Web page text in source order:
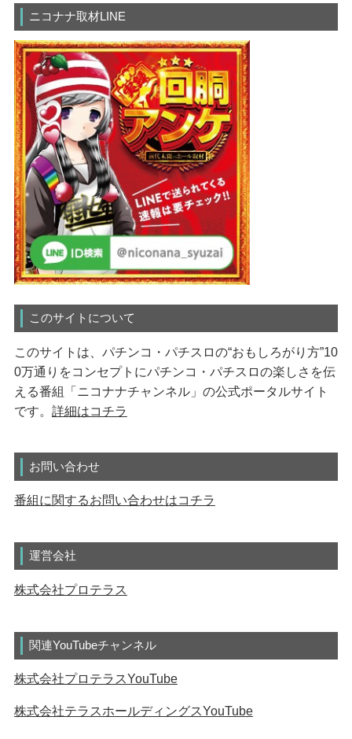
ニコナナ取材LINE
このサイトについて
このサイトは、パチンコ・パチスロの“おもしろがり方”10
0万通りをコンセプトにパチンコ・パチスロの楽しさを伝
える番組「ニコナナチャンネル」の公式ポータルサイト
です。 詳細はコチラ
お問い合わせ
番組に関するお問い合わせはコチラ
運営会社
株式会社プロテラス
関連YouTubeチャンネル
株式会社プロテラスYouTube
株式会社テラスホールディングスYouTube